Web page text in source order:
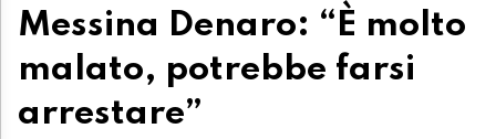
Messina Denaro: “È molto
malato, potrebbe farsi
arrestare”